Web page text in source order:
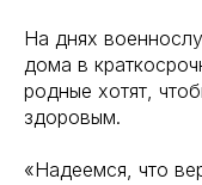
На днях
дома в
родные хотят,
здоровым.
«Надеемся, что